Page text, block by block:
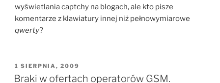
wyświetlania captchy na blogach, ale kto pisze
komentarze z klawiatury innej niż pełnowymiarowe
qwerty?
OPUBLIKOWANE
W
1 SIERPNIA, 2009
Braki w ofertach operatorów GSM.